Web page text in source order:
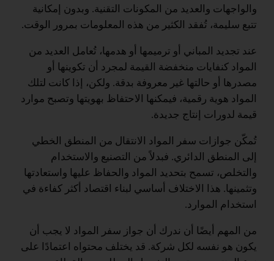
والواجهات والعديد من المكونات التقنية. وبدون إمكانية
تتبع سليمة، تُفقد الكثير من هذه المعلومات بمرور الوقت.
عند تجديد المباني أو ترميمها أو هدمها، تُعامل العديد من
المواد كنفايات منخفضة القيمة لمجرد أن تكوينها أو
مصدرها أو حالتها غير معروفة بدقة. ولكن، إذا كانت لتلك
المواد هوية رقمية، فيمكنها الاحتفاظ بهويتها وتصبح موارد
قيمة لدورات إنتاج جديدة.
تُمكّن جوازات سفر المواد الانتقال من المنطق الخطي
إلى المنطق الدائري. فبدلاً من التصنيع والاستخدام
والتخلص، تسمح بتحديد المواد والحفاظ عليها واستعادتها
وتثمينها. هذا الاختلاف أساسي لبناء اقتصاد أكثر كفاءة في
استخدام الموارد.
من المهم أيضًا أن ندرك أن جواز سفر المواد لا يجب أن
يكون هو نفسه لكل شركة. قد يختلف محتواه اعتمادًا على